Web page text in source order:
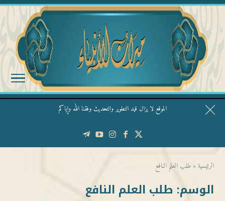
الموقع لا يزال قيد التطوير والتحديث وفقنا الله وإياكم
قال الشيخ ربيع وفقه الله: نحن ليس عندنا تقديس الأشخاص
الرئيسية » طلب العلم النافع
الوسم: طلب العلم النافع